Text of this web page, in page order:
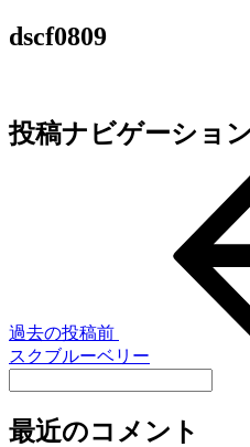
dscf0809
投稿ナビゲーション
過去の投稿前
スクブルーベリー
最近のコメント